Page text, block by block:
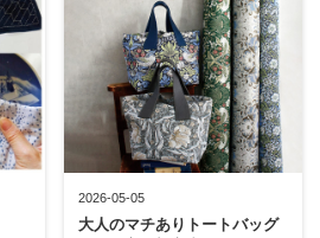
2026-05-05
大人のマチありトートバッグ